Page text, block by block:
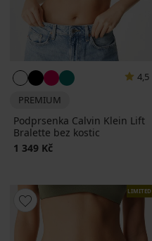
4,5
PREMIUM
Podprsenka Calvin Klein Lift
Bralette bez kostic
1 349 Kč
LIMITED